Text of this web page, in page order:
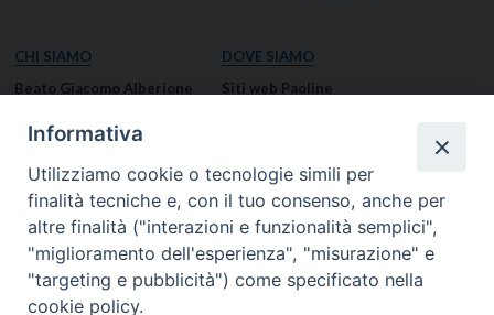
CHI SIAMO
Beato Giacomo Alberione
Missione Paolina
Luoghi delle Origini
Governo Generale
Famiglia Paolina
DOVE SIAMO
Siti web Paoline
Notizie dal governo generale
Notizie in breve
RISORSE
Preghiere
Informativa
Utilizziamo cookie o tecnologie simili per
finalità tecniche e, con il tuo consenso, anche per
altre finalità ("interazioni e funzionalità semplici",
"miglioramento dell'esperienza", "misurazione" e
"targeting e pubblicità") come specificato nella
cookie policy.